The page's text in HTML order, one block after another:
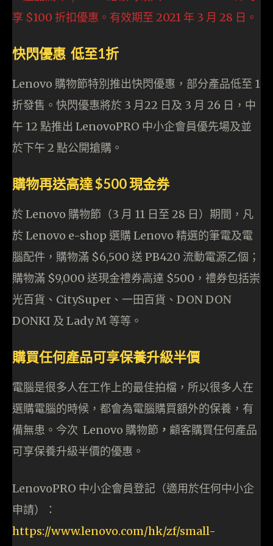
享 $100 折扣優惠。有效期至 2021 年 3 月 28 日。
快閃優惠 低至1折
Lenovo 購物節特別推出快閃優惠，部分產品低至 1
折發售。快閃優惠將於 3 月22 日及 3 月 26 日，中
午 12 點推出 LenovoPRO 中小企會員優先場及並
於下午 2 點公開搶購。
購物再送高達 $500 現金券
於 Lenovo 購物節（3 月 11 日至 28 日）期間，凡
於 Lenovo e-shop 選購 Lenovo 精選的筆電及電
腦配件，購物滿 $6,500 送 PB420 流動電源乙個；
購物滿 $9,000 送現金禮券高達 $500，禮券包括崇
光百貨、CitySuper、一田百貨、DON DON
DONKI 及 Lady M 等等。
購買任何產品可享保養升級半價
電腦是很多人在工作上的最佳拍檔，所以很多人在
選購電腦的時候，都會為電腦購買額外的保養，有
備無患。今次 Lenovo 購物節 ， 顧客購買任何產品
可享保養升級半價的優惠。
LenovoPRO 中小企會員登記（適用於任何中小企
申請）：
https://www.lenovo.com/hk/zf/small-